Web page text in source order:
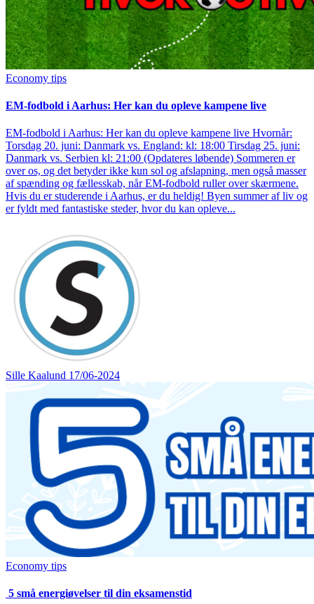
Economy tips
EM-fodbold i Aarhus: Her kan du opleve kampene live
EM-fodbold i Aarhus: Her kan du opleve kampene live Hvornår:
Torsdag 20. juni: Danmark vs. England: kl: 18:00 Tirsdag 25. juni:
Danmark vs. Serbien kl: 21:00 (Opdateres løbende) Sommeren er
over os, og det betyder ikke kun sol og afslapning, men også masser
af spænding og fællesskab, når EM-fodbold ruller over skærmene.
Hvis du er studerende i Aarhus, er du heldig! Byen summer af liv og
er fyldt med fantastiske steder, hvor du kan opleve...
Sille Kaalund 17/06-2024
Economy tips
5 små energiøvelser til din eksamenstid